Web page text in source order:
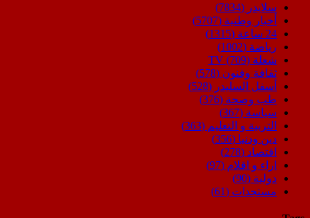
سلايدر (7834)
أخبار وطنية (5707)
24 ساعة
(1315)
رياضة (1002)
شعلة TV (709)
ثقافة وفنون (578)
أسفل السليدر (528)
طب وصحة (376)
سياسة (367)
التربية و التعليم (363)
دين ودنيا (356)
اقتصاد (278)
اراء و اقلام (97)
دولية (90)
مستجدات (61)